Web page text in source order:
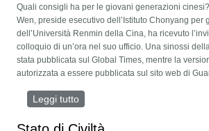
Quali consigli ha per le giovani generazioni
Wen, preside esecutivo dell’Istituto Chonyang per
dell’Università Renmin della Cina, ha ricevuto
colloquio di un’ora nel suo ufficio. Una sinossi
stata pubblicata sul Global Times, mentre la
autorizzata a essere pubblicata sul sito web di
Leggi tutto
Cina come esempio da